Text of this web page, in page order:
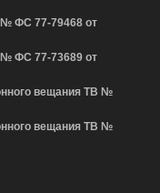
ФС 77-79468 от
ФС 77-73689 от
вещания ТВ №
вещания ТВ №